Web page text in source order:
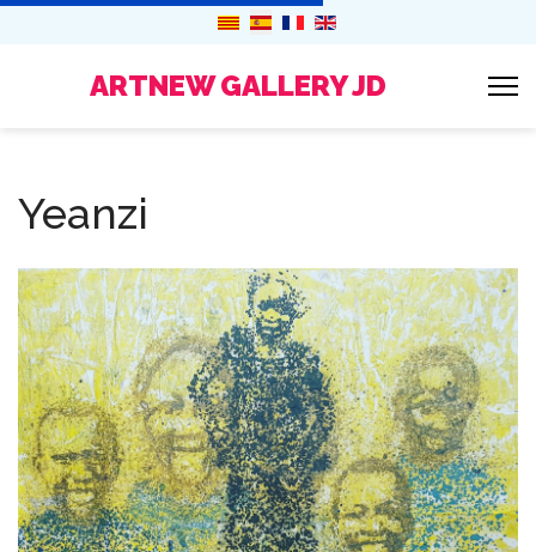
ARTNEW GALLERY JD
Yeanzi